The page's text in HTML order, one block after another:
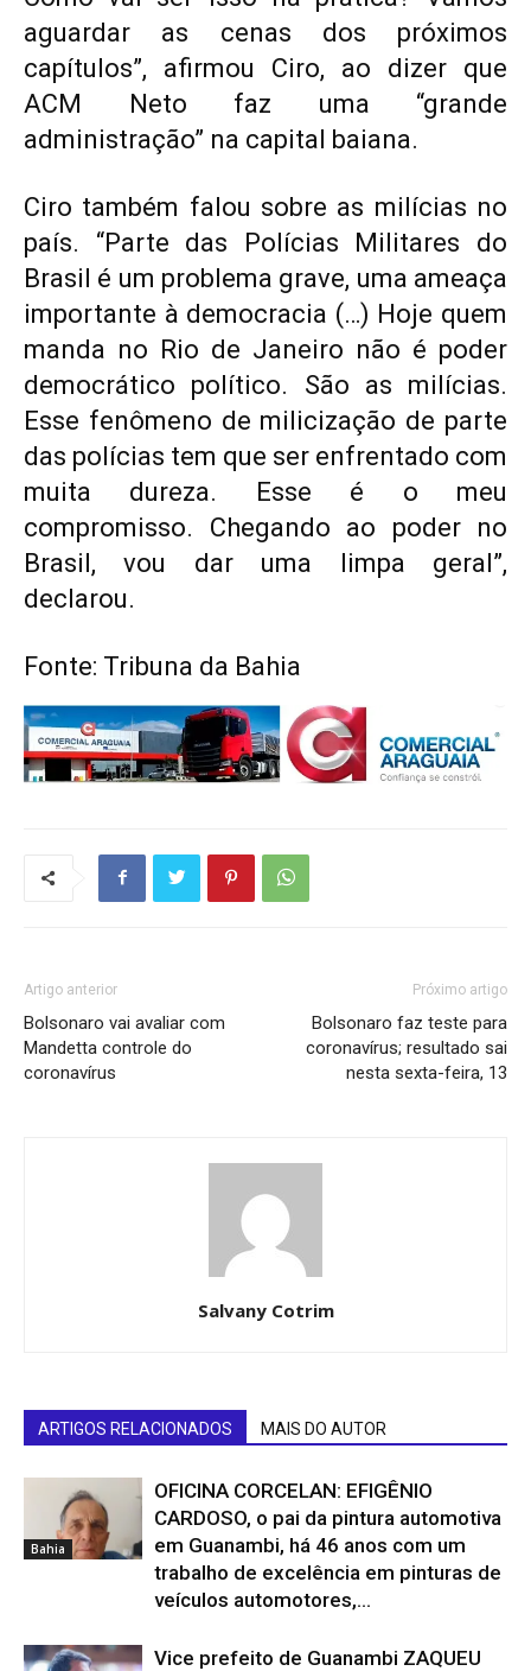
aguardar as cenas dos próximos
capítulos”, afirmou Ciro, ao dizer que
ACM Neto faz uma “grande
administração” na capital baiana.
Ciro também falou sobre as milícias no
país. “Parte das Polícias Militares do
Brasil é um problema grave, uma ameaça
importante à democracia (…) Hoje quem
manda no Rio de Janeiro não é poder
democrático político. São as milícias.
Esse fenômeno de milicização de parte
das polícias tem que ser enfrentado com
muita dureza. Esse é o meu
compromisso. Chegando ao poder no
Brasil, vou dar uma limpa geral”,
declarou.
Fonte: Tribuna da Bahia
Artigo anterior
Bolsonaro vai avaliar com
Mandetta controle do
coronavírus
Próximo artigo
Bolsonaro faz teste para
coronavírus; resultado sai
nesta sexta-feira, 13
Salvany Cotrim
ARTIGOS RELACIONADOS MAIS DO AUTOR
Bahia
OFICINA CORCELAN: EFIGÊNIO
CARDOSO, o pai da pintura automotiva
em Guanambi, há 46 anos com um
trabalho de excelência em pinturas de
veículos automotores,...
Vice prefeito de Guanambi ZAQUEU